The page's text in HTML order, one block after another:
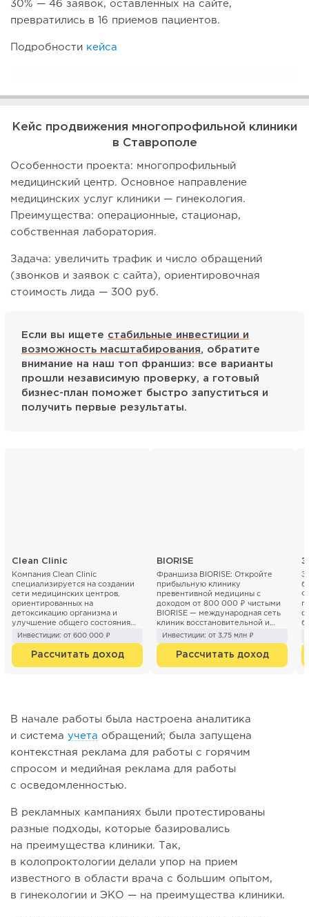
30% — 46 заявок, оставленных на сайте,
превратились в 16 приемов пациентов.
Подробности кейса
Кейс продвижения многопрофильной клиники
в Ставрополе
Особенности проекта: многопрофильный
медицинский центр. Основное направление
медицинских услуг клиники — гинекология.
Преимущества: операционные, стационар,
собственная лаборатория.
Задача: увеличить трафик и число обращений
(звонков и заявок с сайта), ориентировочная
стоимость лида — 300 руб.
Если вы ищете стабильные инвестиции и
возможность масштабирования, обратите
внимание на наш топ франшиз: все варианты
прошли независимую проверку, а готовый
бизнес-план поможет быстро запуститься и
получить первые результаты.
Clean Clinic
Компания Clean Clinic
специализируется на создании
сети медицинских центров,
ориентированных на
детоксикацию организма и
улучшение общего состояния
здоровья. Вот как это устроено:
Основные принципы...
Инвестиции: от 600 000 ₽
Рассчитать доход
BIORISE
Франшиза BIORISE: Откройте
прибыльную клинику
превентивной медицины с
доходом от 800 000 ₽ чистыми
BIORISE — международная сеть
клиник восстановительной и
превентивной медицины. С 2021
года к...
Инвестиции: от 3,75 млн ₽
Рассчитать доход
В начале работы была настроена аналитика
и система учета обращений; была запущена
контекстная реклама для работы с горячим
спросом и медийная реклама для работы
с осведомленностью.
В рекламных кампаниях были протестированы
разные подходы, которые базировались
на преимущества клиники. Так,
в колопроктологии делали упор на прием
известного в области врача с большим опытом,
в гинекологии и ЭКО — на преимущества клиники.